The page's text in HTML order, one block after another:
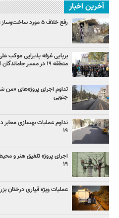
آخرین اخبار
رفع خلاف ۵ مورد ساخت‌وساز غیرمجاز در حریم ناحیه ۴ منطقه ۱۹
برپایی غرفه پذیرایی موکب
منطقه ۱۹ در مسیر جاماندگان اربعین
جنوبی
تداوم عملیات بهسازی معابر
۱۹
اجرای پروژه تلفیق هنر و
۱۹
عملیات ویژه آبیاری درختان بزرگراه